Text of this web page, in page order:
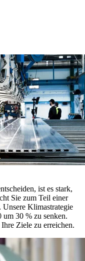
ist es stark,
Sie zum Teil einer
Klimastrategie
um 30 % zu senken.
Ziele zu erreichen.